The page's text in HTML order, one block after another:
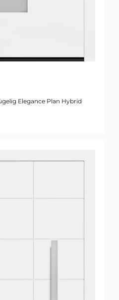
Elegance Plan Hybrid